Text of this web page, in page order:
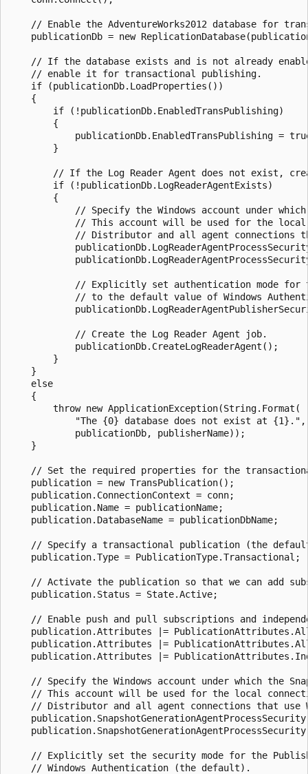
// Enable the AdventureWorks2012 database for
publicationDb = new
// If the database exists and is not already
    // enable it for transactional publishing.
    if (publicationDb.LoadProperties())
    {
        if (!publicationDb.EnabledTransPublishing)
        {
publicationDb.EnabledTransPublishing =
        }
// If the Log Reader Agent does not exist,
        if (!publicationDb.LogReaderAgentExists)
        {
// Specify the Windows account under
// This account will be used for the
// Distributor and all agent connections
// Explicitly set authentication mode for
// to the default value of Windows
            // Create the Log Reader Agent job.
            publicationDb.CreateLogReaderAgent();
        }
    }
    else
    {
        throw new ApplicationException(String.Format(
            "The {0} database does not exist at {1}.",
            publicationDb, publisherName));
    }
// Set the required properties for the
    publication = new TransPublication();
    publication.ConnectionContext = conn;
    publication.Name = publicationName;
    publication.DatabaseName = publicationDbName;
// Specify a transactional publication (the
    publication.Type = PublicationType.Transactional;
// Activate the publication so that we can add
    publication.Status = State.Active;
// Enable push and pull subscriptions and
publication.Attributes |=
publication.Attributes |=
publication.Attributes |=
// Specify the Windows account under which the
// This account will be used for the local
// Distributor and all agent connections that use
// Explicitly set the security mode for the
    // Windows Authentication (the default).